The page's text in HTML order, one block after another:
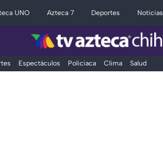
UNO Azteca 7 Deportes Noticias
Espectáculos Policiaca Clima Salud